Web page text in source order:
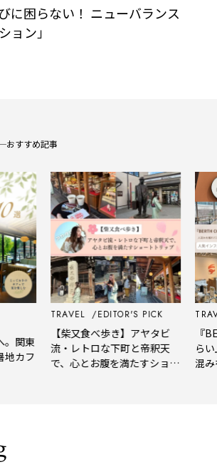
に困らない！ ニューバランス
ョン」
おすすめ記事
関東
カフ
TRAVEL EDITOR'S PICK
【柴又食べ歩き】アヤタビ
流・レトロな下町と帝釈天
で、心とお腹を満たすショー
『
ら
混み